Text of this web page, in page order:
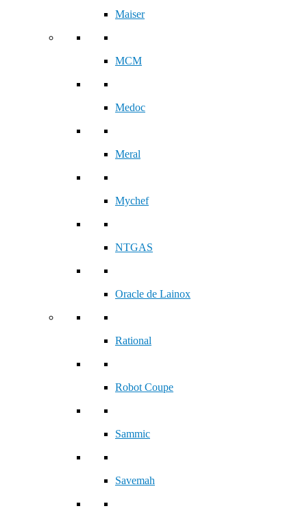
Maiser
MCM
Medoc
Meral
Mychef
NTGAS
Oracle de Lainox
Rational
Robot Coupe
Sammic
Savemah